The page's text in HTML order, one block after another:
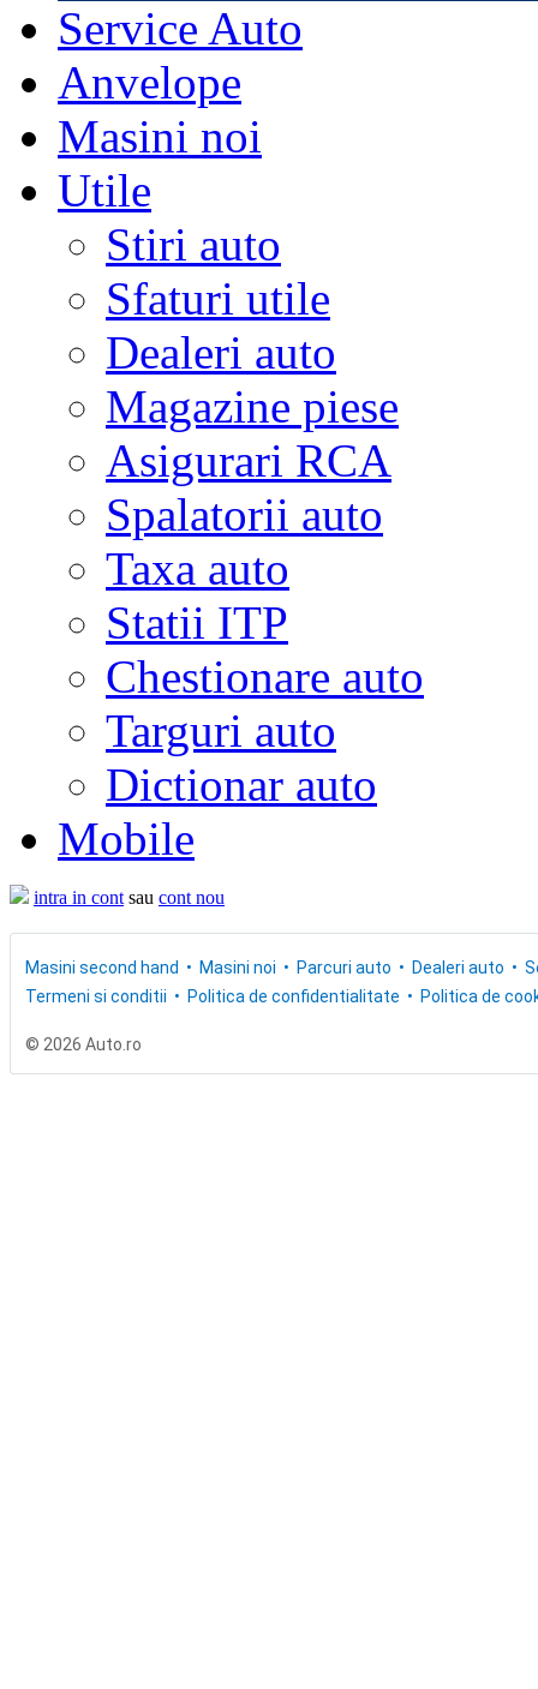
Service Auto
Anvelope
Masini noi
Utile
Stiri auto
Sfaturi utile
Dealeri auto
Magazine piese
Asigurari RCA
Spalatorii auto
Taxa auto
Statii ITP
Chestionare auto
Targuri auto
Dictionar auto
Mobile
intra in cont sau cont nou
Masini second hand Masini noi Parcuri auto Dealeri auto
Termeni si conditii
Politica de confidentialitate Politica de
© 2026 Auto.ro